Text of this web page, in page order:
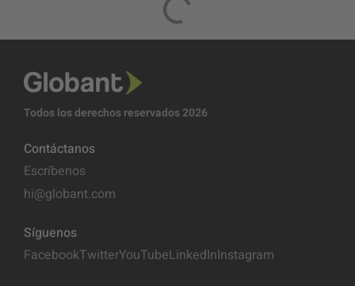
Todos los derechos reservados 2026
Contáctanos
Escríbenos
hi@globant.com
Síguenos
FacebookTwitterYouTubeLinkedInInstagram